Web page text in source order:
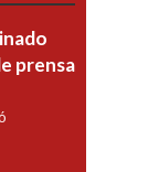
prensa